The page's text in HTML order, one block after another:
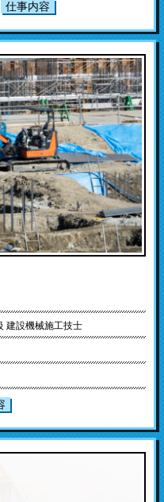
仕事内容
建設機械施工技士